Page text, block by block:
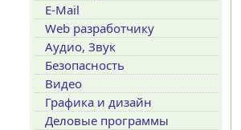
E-Mail
Web разработчику
Аудио, Звук
Безопасность
Видео
Графика и дизайн
Деловые программы